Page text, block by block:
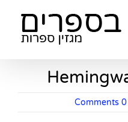
0 Comments